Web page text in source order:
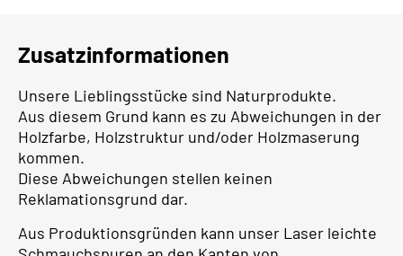
Zusatzinformationen
Unsere Lieblingsstücke sind Naturprodukte.
Aus diesem Grund kann es zu Abweichungen in der
Holzfarbe, Holzstruktur und/oder Holzmaserung
kommen.
Diese Abweichungen stellen keinen
Reklamationsgrund dar.
Aus Produktionsgründen kann unser Laser leichte